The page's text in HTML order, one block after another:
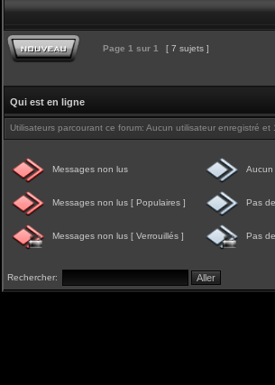
Page 1 sur 1 [ 7 sujets ]
Qui est en ligne
Utilisateurs parcourant ce forum: Aucun utilisateur enregistré et
Messages non lus Aucun
Messages non lus [ Populaires ] Pas
Messages non lus [ Verrouillés ] Pas
Rechercher: